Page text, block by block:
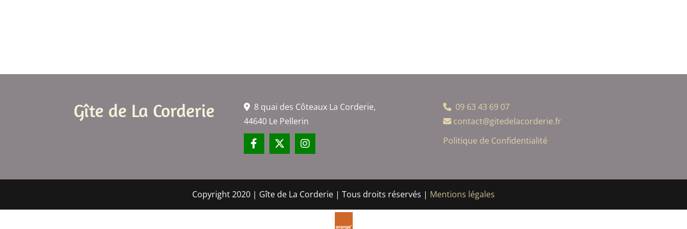
Gîte de La Corderie 8 quai des Côteaux La Corderie,
44640 Le Pellerin
 09 63 43 69 07
contact@gitedelacorderie.fr
​Politique de Confidentialité​
Copyright 2020 | Gîte de La Corderie | Tous droits réservés | Mentions légales